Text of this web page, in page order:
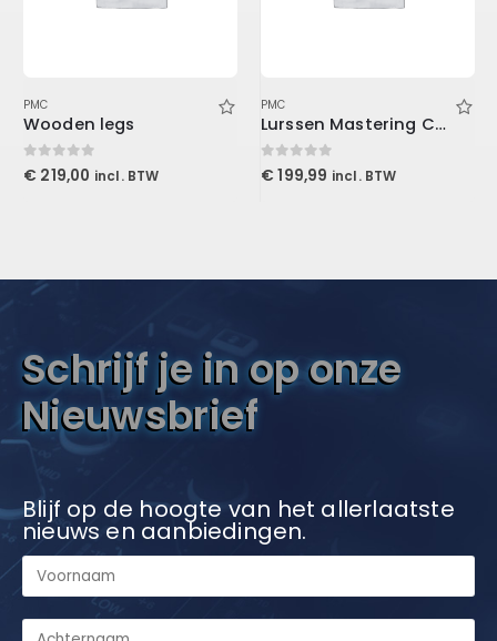
PMC
Wooden legs
0out of 5
€ 219,00 incl. BTW
PMC
Lurssen Mastering Console (Download)
0out of 5
€ 199,99 incl. BTW
Schrijf je in op onze
Nieuwsbrief
Blijf op de hoogte van het allerlaatste
nieuws en aanbiedingen.